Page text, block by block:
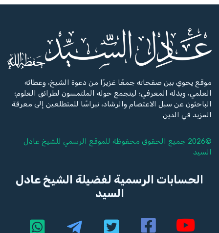
موقع يحوي بين صفحاته جمعًا غزيرًا من دعوة الشيخ، وعطائه
العلمي، وبذله المعرفي؛ ليتجمع حوله الملتمسون لطرائق العلوم؛
الباحثون عن سبل الاعتصام والرشاد، نبراسًا للمتطلعين إلى معرفة
المزيد في الدين
©2026 جميع الحقوق محفوظة للموقع الرسمي للشيخ
عادل
السيد
الحسابات الرسمية لفضيلة الشيخ عادل
السيد